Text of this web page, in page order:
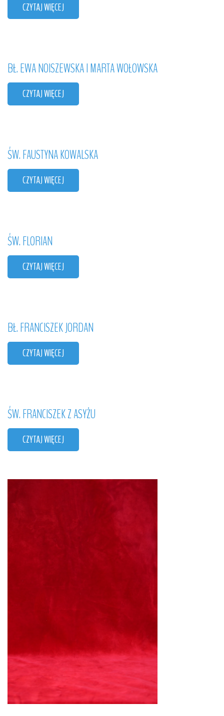
CZYTAJ WIĘCEJ
BŁ.EWANOISZEWSKAIMARTAWOŁOWSKA
CZYTAJ WIĘCEJ
ŚW.FAUSTYNAKOWALSKA
CZYTAJ WIĘCEJ
ŚW.FLORIAN
CZYTAJ WIĘCEJ
BŁ.FRANCISZEKJORDAN
CZYTAJ WIĘCEJ
ŚW.FRANCISZEKZASYŻU
CZYTAJ WIĘCEJ